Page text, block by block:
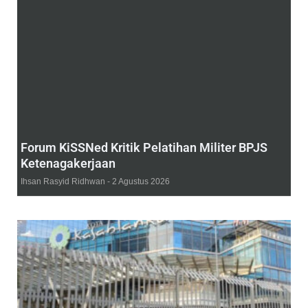
Forum KiSSNed Kritik Pelatihan Militer BPJS
Ketenagakerjaan
Ihsan Rasyid Ridhwan 2 Agustus 2026